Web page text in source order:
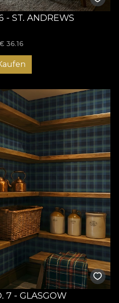
- ST. ANDREWS
36.16
7 - GLASGOW